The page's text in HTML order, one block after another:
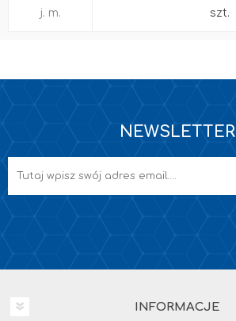
j. m. szt.
NEWSLETTER
INFORMACJE